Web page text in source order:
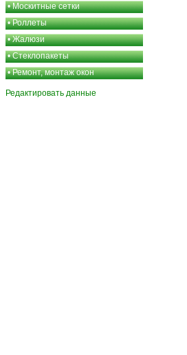
•Москитные сетки
•Роллеты
•Жалюзи
•Стеклопакеты
•Ремонт, монтаж окон
Редактировать данные